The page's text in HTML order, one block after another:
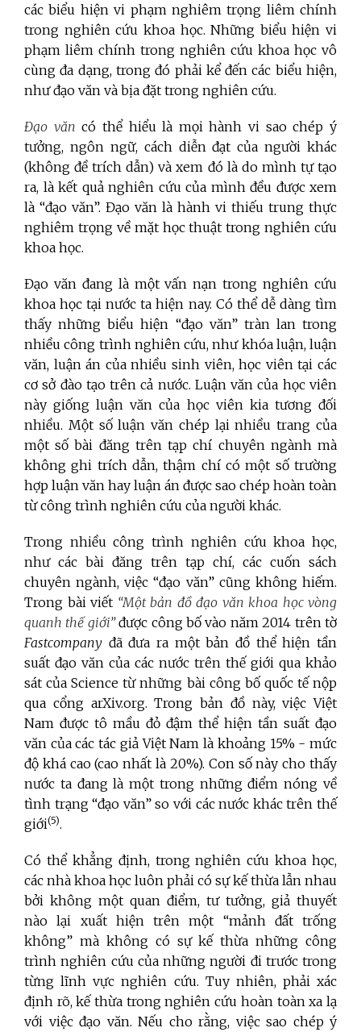
các biểu hiện vi phạm nghiêm trọng liêm chính
trong nghiên cứu khoa học. Những biểu hiện vi
phạm liêm chính trong nghiên cứu khoa học vô
cùng đa dạng, trong đó phải kể đến các biểu hiện,
như đạo văn và bịa đặt trong nghiên cứu.
Đạo văn có thể hiểu là mọi hành vi sao chép ý
tưởng, ngôn ngữ, cách diễn đạt của người khác
(không đề trích dẫn) và xem đó là do mình tự tạo
ra, là kết quả nghiên cứu của mình đều được xem
là “đạo văn”. Đạo văn là hành vi thiếu trung thực
nghiêm trọng về mặt học thuật trong nghiên cứu
khoa học.
Đạo văn đang là một vấn nạn trong nghiên cứu
khoa học tại nước ta hiện nay. Có thể dễ dàng tìm
thấy những biểu hiện “đạo văn” tràn lan trong
nhiều công trình nghiên cứu, như khóa luận, luận
văn, luận án của nhiều sinh viên, học viên tại các
cơ sở đào tạo trên cả nước. Luận văn của học viên
này giống luận văn của học viên kia tương đối
nhiều. Một số luận văn chép lại nhiều trang của
một số bài đăng trên tạp chí chuyên ngành mà
không ghi trích dẫn, thậm chí có một số trường
hợp luận văn hay luận án được sao chép hoàn toàn
từ công trình nghiên cứu của người khác.
Trong nhiều công trình nghiên cứu khoa học,
như các bài đăng trên tạp chí, các cuốn sách
chuyên ngành, việc “đạo văn” cũng không hiếm.
Trong bài viết “Một bản đồ đạo văn khoa học vòng
quanh thế giới”được công bố vào năm 2014 trên tờ
Fastcompany đã đưa ra một bản đồ thể hiện tần
suất đạo văn của các nước trên thế giới qua khảo
sát của Science từ những bài công bố quốc tế nộp
qua cổng arXiv.org. Trong bản đồ này, việc Việt
Nam được tô mầu đỏ đậm thể hiện tần suất đạo
văn của các tác giả Việt Nam là khoảng 15% - mức
độ khá cao (cao nhất là 20%). Con số này cho thấy
nước ta đang là một trong những điểm nóng về
tình trạng “đạo văn” so với các nước khác trên thế
giới(5).
Có thể khẳng định, trong nghiên cứu khoa học,
các nhà khoa học luôn phải có sự kế thừa lẫn nhau
bởi không một quan điểm, tư tưởng, giả thuyết
nào lại xuất hiện trên một “mảnh đất trống
không” mà không có sự kế thừa những công
trình nghiên cứu của những người đi trước trong
từng lĩnh vực nghiên cứu. Tuy nhiên, phải xác
định rõ, kế thừa trong nghiên cứu hoàn toàn xa lạ
với việc đạo văn. Nếu cho rằng, việc sao chép ý